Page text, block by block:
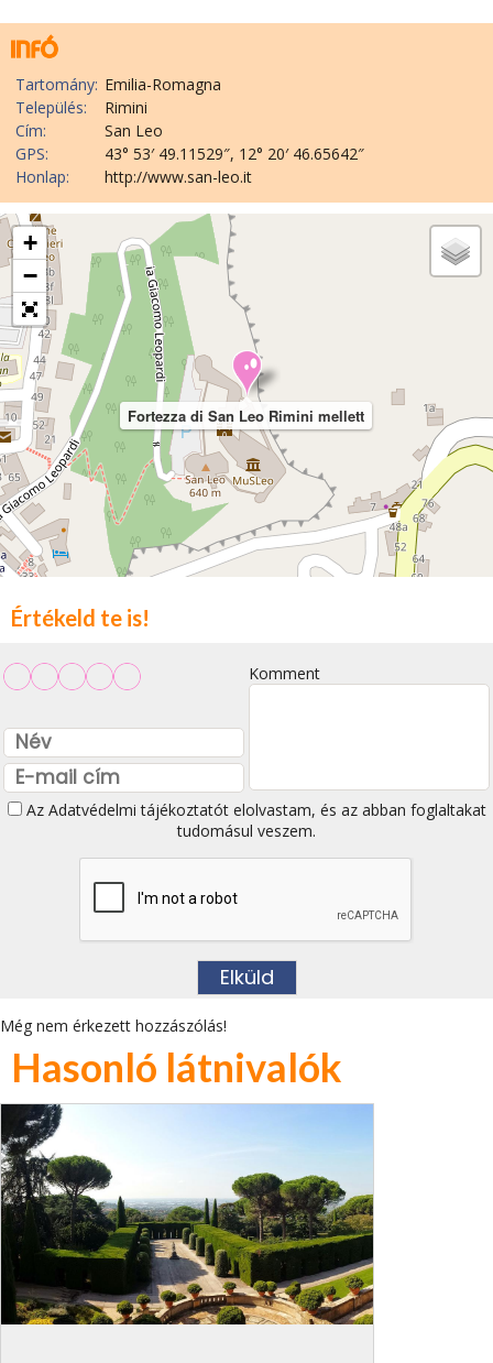
Tartomány: Emilia-Romagna
Település:
Rimini
Cím:
San Leo
GPS:
43° 53′ 49.11529″, 12° 20′ 46.65642″
Honlap:
http://www.san-leo.it
Fortezza di San Leo Rimini mellett
+
−
Értékeld te is!
Komment
Az Adatvédelmi tájékoztatótelolvastam, és az abban foglaltakat
tudomásul veszem.
Még nem érkezett hozzászólás!
Hasonló látnivalók